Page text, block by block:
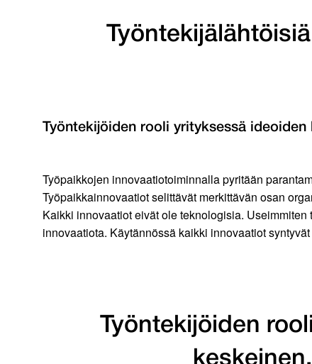
Työntekijöiden rooli yrityksessä
Työpaikkojen innovaatiotoiminnalla pyritään
Työpaikkainnovaatiot selittävät merkittävän osan
Kaikki innovaatiot eivät ole teknologisia.
innovaatiota. Käytännössä kaikki innovaatiot
Työntekijöiden